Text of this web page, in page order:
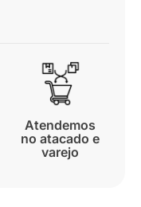
Atendemos
no atacado e
varejo